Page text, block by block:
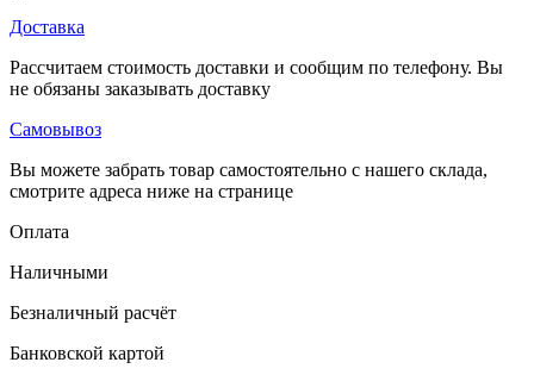
Доставка
Рассчитаем стоимость доставки и сообщим по телефону. Вы
не обязаны заказывать доставку
Самовывоз
Вы можете забрать товар самостоятельно с нашего склада,
смотрите адреса ниже на странице
Оплата
Наличными
Безналичный расчёт
Банковской картой